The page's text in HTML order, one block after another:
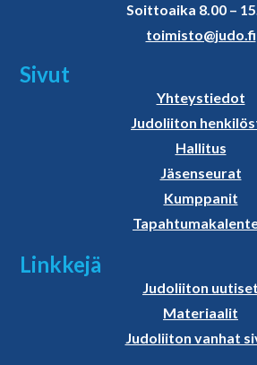
Soittoaika 8.00 –
toimisto@judo.fi
Sivut
Yhteystiedot
Judoliiton
Hallitus
Jäsenseurat
Kumppanit
Linkkejä
Judoliiton uutiset
Materiaalit
Judoliiton vanhat